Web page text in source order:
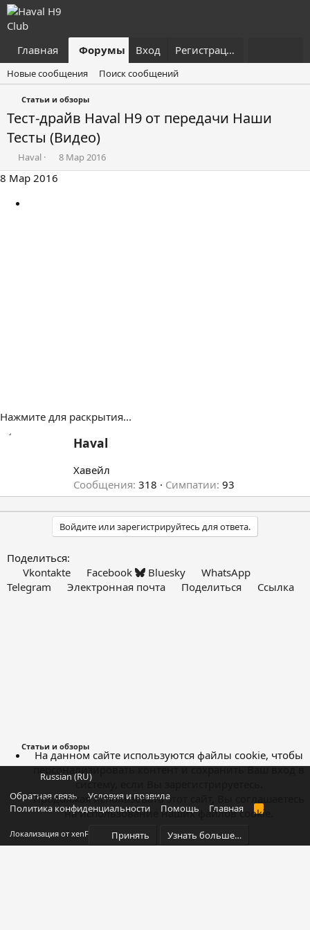
Главная Форумы Что нового?
Вход Регистрация
Новые сообщения Поиск сообщений
Статьи и обзоры
Тест-драйв Haval H9 от передачи Наши
Тесты (Видео)
А
в
т
р
Haval
Д
а
8 Мар 2016
8 Мар 2016
Нажмите для раскрытия...
А
т
о
р
Haval
Хавейл
Сообщения 318 Симпатии 93
Войдите или зарегистрируйтесь для ответа.
Поделиться:
Vkontakte
Facebook Bluesky
WhatsApp
Telegram
Электронная почта Поделиться Ссылка
Статьи и обзоры
Russian (RU)
Обратная связь
Условия и правила
Политика конфиденциальности
Помощь Главная
R
Локализация от xenForo.Info
На данном сайте используются файлы cookie, чтобы
персонализировать контент и сохранить Ваш вход в
систему, если Вы зарегистрируетесь.
Продолжая использовать этот сайт, Вы соглашаетесь
на использование наших файлов cookie.
Принять Узнать больше…